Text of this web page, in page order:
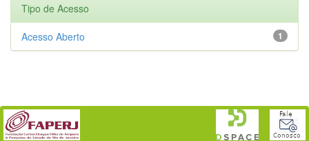
Tipo de Acesso
1
Acesso Aberto